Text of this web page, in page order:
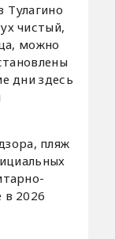
чистый,
можно
дни здесь
пляж
в 2026